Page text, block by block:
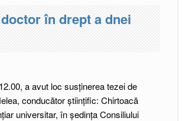
în drept a dnei
a avut loc susţinerea tezei de
conducător ştiinţific: Chirtoacă
universitar, în ședința Consiliului